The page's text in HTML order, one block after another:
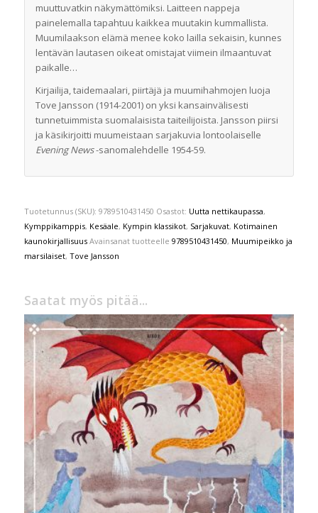
muuttuvatkin näkymättömiksi. Laitteen nappeja
painelemalla tapahtuu kaikkea muutakin kummallista.
Muumilaakson elämä menee koko lailla sekaisin, kunnes
lentävän lautasen oikeat omistajat viimein ilmaantuvat
paikalle…
Kirjailija, taidemaalari, piirtäjä ja muumihahmojen luoja
Tove Jansson (1914-2001) on yksi kansainvälisesti
tunnetuimmista suomalaisista taiteilijoista. Jansson piirsi
ja käsikirjoitti muumeistaan sarjakuvia lontoolaiselle
Evening News-sanomalehdelle 1954-59.
Tuotetunnus (SKU): 9789510431450 Osastot: Uutta nettikaupassa,
Kymppikamppis, Kesäale, Kympin klassikot, Sarjakuvat, Kotimainen
kaunokirjallisuus Avainsanat tuotteelle 9789510431450, Muumipeikko ja
marsilaiset, Tove Jansson
Saatat myös pitää...